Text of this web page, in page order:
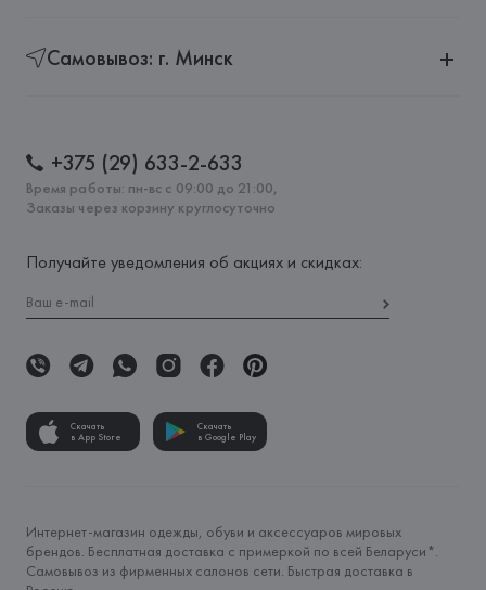
Самовывоз: г. Минск
+375 (29) 633-2-633
Время работы: пн-вс с 09:00 до 21:00,
Заказы через корзину круглосуточно
Получайте уведомления об акциях и скидках:
Скачать
в App Store
Скачать
в Google Play
Интернет-магазин одежды, обуви и аксессуаров мировых
брендов. Бесплатная доставка с примеркой по всей Беларуси*.
Самовывоз из фирменных салонов сети. Быстрая доставка в